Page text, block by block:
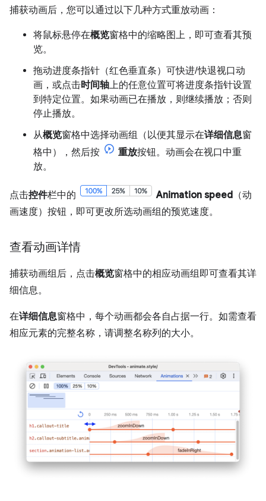
捕获动画后，您可以通过以下几种方式重放动画：
将鼠标悬停在概览窗格中的缩略图上，即可查看其预
览。
拖动进度条指针（红色垂直条）可快进/快退视口动
画，或点击时间轴上的任意位置可将进度条指针设置
到特定位置。如果动画已在播放，则继续播放；否则
停止播放。
从概览窗格中选择动画组（以便其显示在详细信息窗
格中），然后按
重放按钮。动画会在视口中重
放。
点击控件栏中的 Animation speed （动
画速度）按钮，即可更改所选动画组的预览速度。
查看动画详情
捕获动画组后，点击概览窗格中的相应动画组即可查看其详
细信息。
在详细信息窗格中，每个动画都会各自占据一行。如需查看
相应元素的完整名称，请调整名称列的大小。